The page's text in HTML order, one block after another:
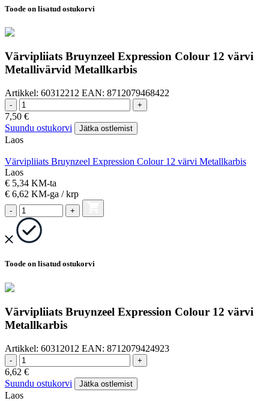
Toode on lisatud ostukorvi
Värvipliiats Bruynzeel Expression Colour 12 värvi
Metallivärvid Metallkarbis
Artikkel: 60312212 EAN: 8712079468422
- +
7,50 €
Suundu ostukorvi
Jätka ostlemist
Laos
Värvipliiats Bruynzeel Expression Colour 12 värvi Metallkarbis
Laos
€ 5,34 KM-ta
€ 6,62 KM-ga / krp
- +
Toode on lisatud ostukorvi
Värvipliiats Bruynzeel Expression Colour 12 värvi
Metallkarbis
Artikkel: 60312012 EAN: 8712079424923
- +
6,62 €
Suundu ostukorvi
Jätka ostlemist
Laos